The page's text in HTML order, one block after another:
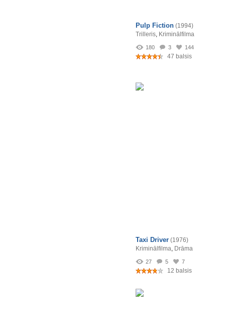
Pulp Fiction (1994)
Trilleris, Kriminālfilma
180 3 144
47 balsis
Taxi Driver (1976)
Kriminālfilma, Drāma
27 5 7
12 balsis